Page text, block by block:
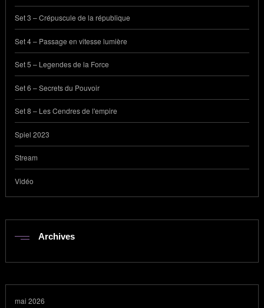
Set 3 – Crépuscule de la république
Set 4 – Passage en vitesse lumière
Set 5 – Legendes de la Force
Set 6 – Secrets du Pouvoir
Set 8 – Les Cendres de l'empire
Spiel 2023
Stream
Vidéo
Archives
mai 2026